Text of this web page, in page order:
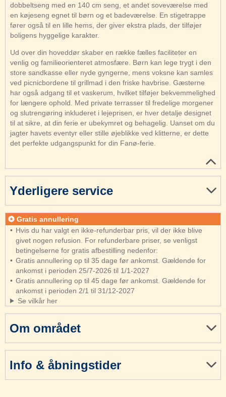
dobbeltseng med en 140 cm seng, et andet soveværelse med
en køjeseng egnet til børn og et badeværelse. En stigetrappe
fører også til en lille hems, der giver ekstra plads, der tilføjer
boligens hyggelige karakter.
Ud over din hoveddør skaber en række fælles faciliteter en
venlig og familieorienteret atmosfære. Børn kan lege trygt i den
store sandkasse eller nyde gyngerne, mens voksne kan samles
ved picnicbordene til grillmad i den friske havbrise. Gæsterne
har også adgang til et vaskerum, hvilket tilføjer bekvemmelighed
for længere ophold. Med private terrasser til fredelige morgener
og slutrengøring inkluderet i lejeprisen, er hver detalje designet
til at sikre, at din ferie er ubekymret og behagelig. Uanset om du
jagter havets eventyr eller stille øjeblikke ved klitterne, er dette
det perfekte udgangspunkt for din Fanø-ferie.
Om området
Info & åbningstider
Yderligere service
Gratis annullering
Hvis du har valgt en ikke-refunderbar pris, vil der ikke blive
givet nogen refusion. For refunderbare priser, se venligst
betingelserne for gratis afbestilling nedenfor:
Gratis annullering op til 35 dage før ankomst. Gældende for
ankomst i perioden 25/7-2026 til 1/1-2027
Gratis annullering op til 45 dage før ankomst. Gældende for
ankomst i perioden 2/1 til 31/12-2027
Se vilkår her